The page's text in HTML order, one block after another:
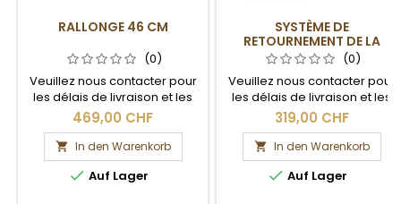
RALLONGE 46 CM
(0)
Veuillez nous contacter pour
les délais de livraison et les
frais de port.
469,00 CHF
 In den Warenkorb
 Auf Lager
SYSTÈME DE
RETOURNEMENT DE LA
RALLONGE(0)
Veuillez nous contacter pour
les délais de livraison et les
frais de port.
319,00 CHF
 In den Warenkorb
 Auf Lager